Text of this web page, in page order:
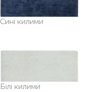
Сині килими
Білі килими